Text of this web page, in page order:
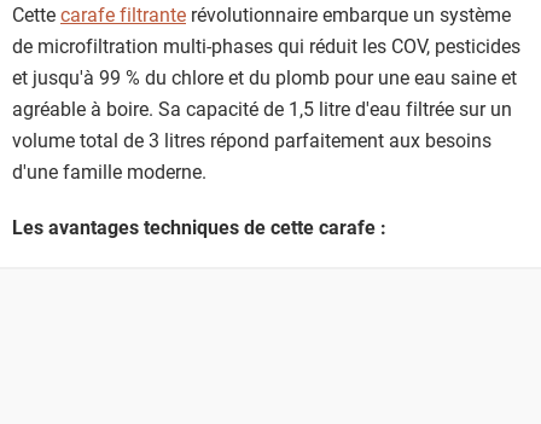
Cettecarafe filtrante révolutionnaire embarque un système
de microfiltration multi-phases qui réduit les COV, pesticides
et jusqu'à 99 % du chlore et du plomb pour une eau saine et
agréable à boire. Sa capacité de 1,5 litre d'eau filtrée sur un
volume total de 3 litres répond parfaitement aux besoins
d'une famille moderne.
Les avantages techniques de cette carafe :